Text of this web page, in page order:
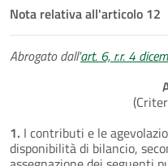
Nota relativa all'articolo 12
Abrogato dall'art. 6, r.r. 4
1. I contributi e le
disponibilità di bilancio,